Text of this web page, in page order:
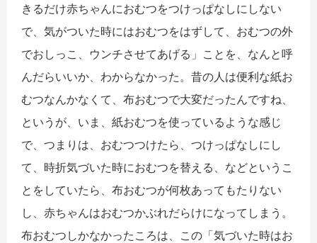
きるだけ赤ちゃんにおむつをつけっぱなしにしない
で、気がついた時にはおむつをはずして、おむつの外
でおしっこ、ウンチさせてあげる」ことを、なんと呼
んだらいいか、わからなかった。昔の人は便利な紙お
むつなんかなくて、布おむつで大変だったんですね、
というが、いま、紙おむつを使っているような感じ
で、つまりは、おむつつけたら、つけっぱなしにし
て、時折気づいた時におむつを替える、などというこ
とをしていたら、布おむつが何枚あってもたりない
し、赤ちゃんはおむつかぶれだらけになってしまう。
布おむつしかなかったころは、この「気づいた時はお